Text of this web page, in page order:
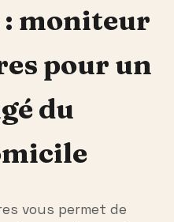
: moniteur
pour un
du
vous permet de